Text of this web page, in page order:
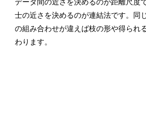
データ間の近さを決めるのが距離尺度
士の近さを決めるのが連結法です。同
の組み合わせが違えば枝の形や得られ
わります。